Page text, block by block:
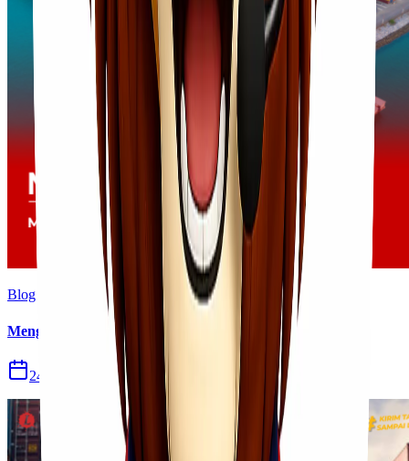
Blog
Mengapa Bisnis Anda Butuh Jasa Logistik?
24 Apr 2026